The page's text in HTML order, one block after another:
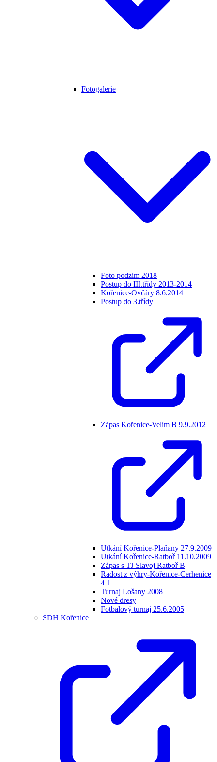
Fotogalerie
Foto podzim 2018
Postup do III.třídy 2013-2014
Kořenice-Ovčáry 8.6.2014
Postup do 3.třídy
Zápas Kořenice-Velim B 9.9.2012
Utkání Kořenice-Plaňany 27.9.2009
Utkání Kořenice-Ratboř 11.10.2009
Zápas s TJ Slavoj Ratboř B
Radost z výhry-Kořenice-Cerhenice
4-1
Turnaj Lošany 2008
Nové dresy
Fotbalový turnaj 25.6.2005
SDH Kořenice